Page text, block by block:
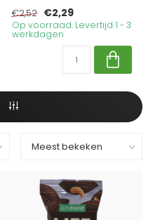
€2,52 €2,29
Op voorraad. Levertijd 1 - 3
werkdagen